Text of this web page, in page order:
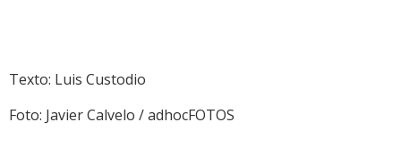
Texto: Luis Custodio
Foto: Javier Calvelo / adhocFOTOS